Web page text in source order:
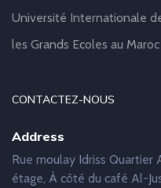
Université Internationale
les Grands Ecoles au Maroc
CONTACTEZ-NOUS
Address
Rue moulay Idriss Quartier
étage, À côté du café Al-